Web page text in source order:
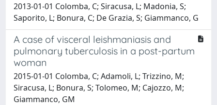
2013-01-01 Colomba, C; Siracusa, L; Madonia, S;
Saporito, L; Bonura, C; De Grazia, S; Giammanco, G
A case of visceral leishmaniasis and
pulmonary tuberculosis in a post-partum
woman
2015-01-01 Colomba, C; Adamoli, L; Trizzino, M;
Siracusa, L; Bonura, S; Tolomeo, M; Cajozzo, M;
Giammanco, GM